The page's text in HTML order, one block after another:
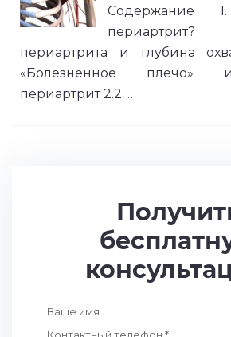
Содержание
периартрита и глубина
«Болезненное плечо»
периартрит 2.2. …